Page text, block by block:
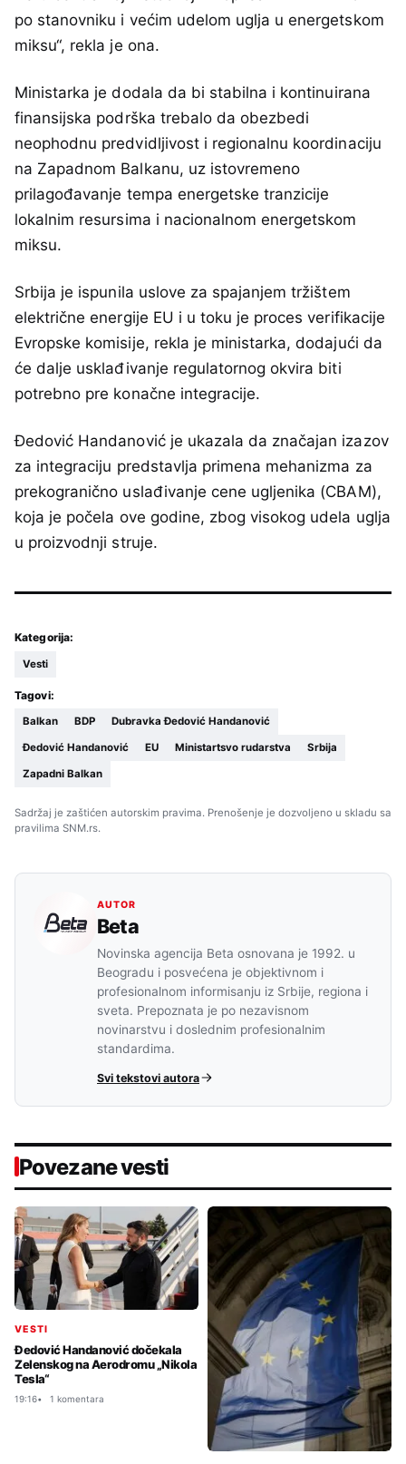
po stanovniku i većim udelom uglja u energetskom
miksu“, rekla je ona.
Ministarka je dodala da bi stabilna i kontinuirana
finansijska podrška trebalo da obezbedi
neophodnu predvidljivost i regionalnu koordinaciju
na Zapadnom Balkanu, uz istovremeno
prilagođavanje tempa energetske tranzicije
lokalnim resursima i nacionalnom energetskom
miksu.
Srbija je ispunila uslove za spajanjem tržištem
električne energije EU i u toku je proces verifikacije
Evropske komisije, rekla je ministarka, dodajući da
će dalje usklađivanje regulatornog okvira biti
potrebno pre konačne integracije.
Đedović Handanović je ukazala da značajan izazov
za integraciju predstavlja primena mehanizma za
prekogranično uslađivanje cene ugljenika (CBAM),
koja je počela ove godine, zbog visokog udela uglja
u proizvodnji struje.
Kategorija:
Vesti
Tagovi:
Balkan BDP Dubravka Đedović Handanović
Đedović Handanović EU Ministartsvo rudarstva Srbija
Zapadni Balkan
Sadržaj je zaštićen autorskim pravima. Prenošenje je dozvoljeno u skladu sa
pravilima SNM.rs.
AUTOR
Beta
Novinska agencija Beta osnovana je 1992. u
Beogradu i posvećena je objektivnom i
profesionalnom informisanju iz Srbije, regiona i
sveta. Prepoznata je po nezavisnom
novinarstvu i doslednim profesionalnim
standardima.
Svi tekstovi autora
Povezane vesti
VESTI
Đedović Handanović dočekala
Zelenskog na Aerodromu „Nikola
Tesla“
19:16 1 komentara